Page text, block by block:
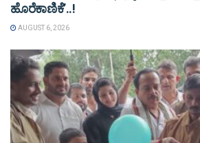
ಹೊರೆಕಾಣಿಕೆ’..!
AUGUST 6, 2026